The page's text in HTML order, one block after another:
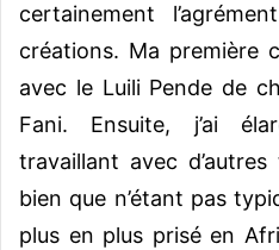
certainement
créations. Ma première
avec le Luili Pende de
Fani. Ensuite, j’ai
travaillant avec
bien que n’étant pas
plus en plus prisé en